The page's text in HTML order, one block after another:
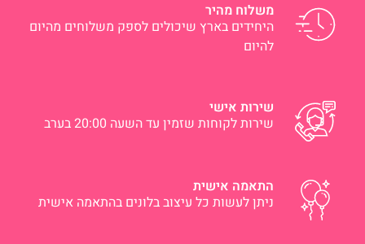
משלוח מהיר
היחידים בארץ שיכולים לספק משלוחים מהיום
להיום
שירות אישי
שירות לקוחות שזמין עד השעה 20:00 בערב
התאמה אישית
ניתן לעשות כל עיצוב בלונים בהתאמה אישית